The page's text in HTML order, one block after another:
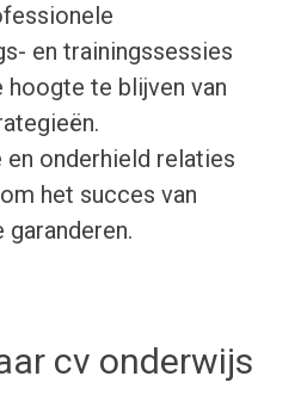
en trainingssessies
hoogte te blijven van
en onderhield relaties
het succes van
cv onderwijs